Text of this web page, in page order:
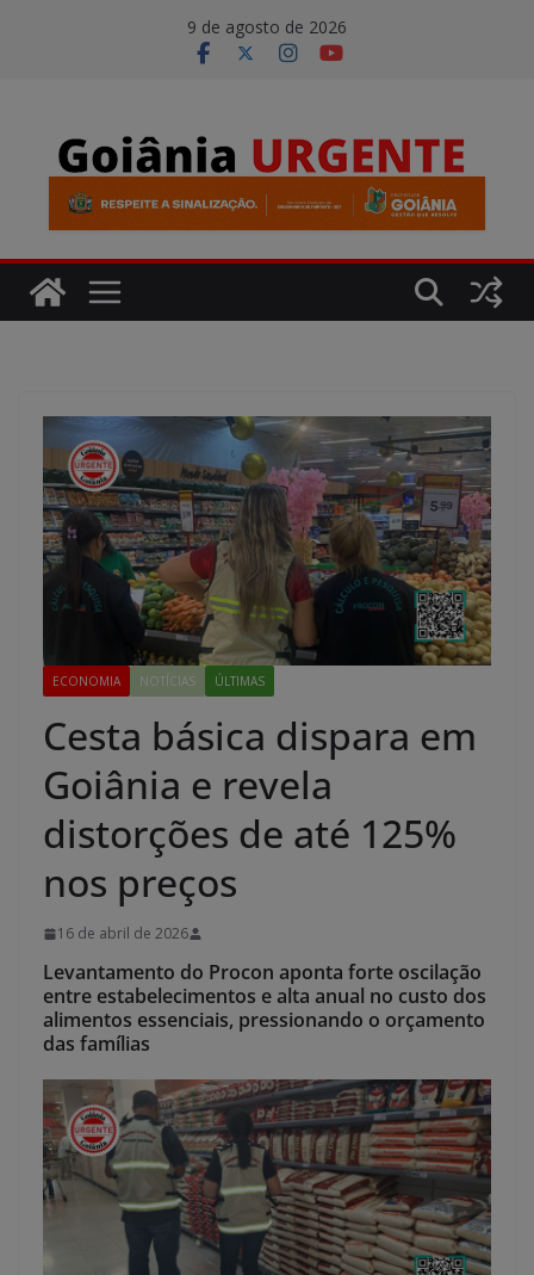
9 de agosto de 2026
ECONOMIA NOTÍCIAS ÚLTIMAS
Cesta básica dispara em
Goiânia e revela
distorções de até 125%
nos preços
16 de abril de 2026
Levantamento do Procon aponta forte oscilação
entre estabelecimentos e alta anual no custo dos
alimentos essenciais, pressionando o orçamento
das famílias
modal-check